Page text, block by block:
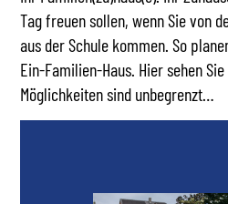
Tag freuen sollen, wenn Sie von
aus der Schule kommen. So
Ein-Familien-Haus. Hier sehen
Möglichkeiten sind unbegrenzt…